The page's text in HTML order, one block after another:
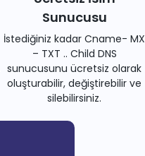
Sunucusu
İstediğiniz kadar Cname- MX
– TXT .. Child DNS
sunucusunu ücretsiz olarak
oluşturabilir, değiştirebilir ve
silebilirsiniz.